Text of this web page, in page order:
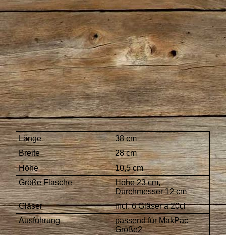
IMG_0595
Länge
38 cm
Breite
28 cm
Höhe
10,5 cm
Größe Flasche
Höhe 23 cm,
Durchmesser 12 cm
Gläser
incl. 6 Gläser a 20cl
Ausführung
passend für MakPac
Größe2